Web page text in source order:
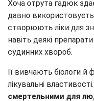
Хоча отрута гадюк
давно
створюють ліки для
навіть деякі
судинних хвороб.
Її вивчають біологи
лікувальні
смертельними для